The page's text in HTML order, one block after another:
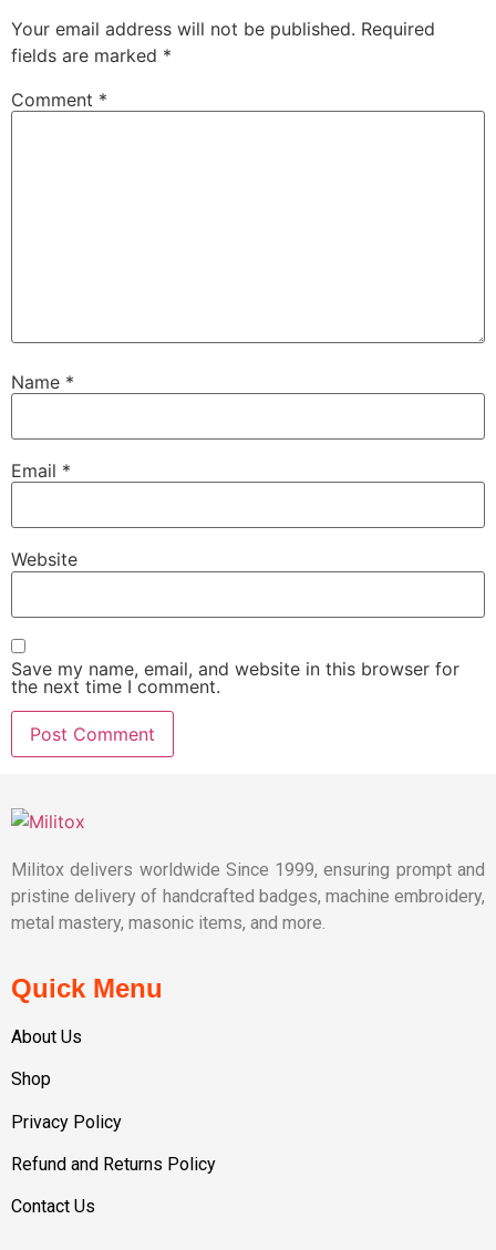
Your email address will not be published. Required
fields are marked *
Comment *
Name *
Email *
Website
Save my name, email, and website in this browser for
the next time I comment.
Militox delivers worldwide Since 1999, ensuring prompt and
pristine delivery of handcrafted badges, machine embroidery,
metal mastery, masonic items, and more.
Quick Menu
About Us
Shop
Privacy Policy
Refund and Returns Policy
Contact Us